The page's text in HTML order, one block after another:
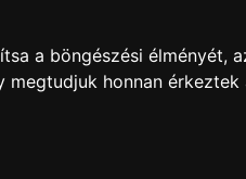
a böngészési élményét,
honnan érkeztek